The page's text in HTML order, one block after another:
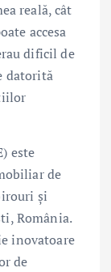
reală, cât
accesa
dificil de
datorită
este
de
și
România.
inovatoare
de